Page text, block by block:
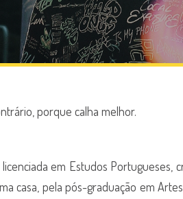
porque calha melhor.
em Estudos Portugueses,
casa, pela pós-graduação em